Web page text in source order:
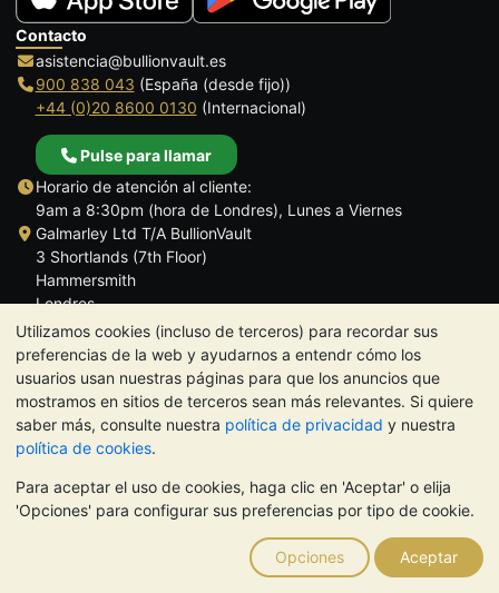
Utilizamos cookies (incluso de terceros) para recordar sus
preferencias de la web y ayudarnos a entendr cómo los
usuarios usan nuestras páginas para que los anuncios que
mostramos en sitios de terceros sean más relevantes. Si quiere
saber más, consulte nuestra política de privacidad y nuestra
política de cookies.
Para aceptar el uso de cookies, haga clic en 'Aceptar' o elija
'Opciones' para configurar sus preferencias por tipo de cookie.
Opciones Aceptar
Contacto
asistencia@bullionvault.es
900 838 043 (España (desde fijo))
+44 (0)20 8600 0130 (Internacional)
Pulse para llamar
Horario de atención al cliente:
9am a 8:30pm (hora de Londres), Lunes a Viernes
Galmarley Ltd T/A BullionVault
3 Shortlands (7th Floor)
Hammersmith
Londres
W6 8DA
Reino Unido
NOTA: El valor de los metales preciosos puede tanto bajar como
subir. Las tendencias históricas no garantizan la evolución
futura de los precios. Nada de lo contenido en los sitios web de
BullionVault ni en ninguna de sus comunicaciones constituye
asesoramiento en materia de inversión. Debería buscar